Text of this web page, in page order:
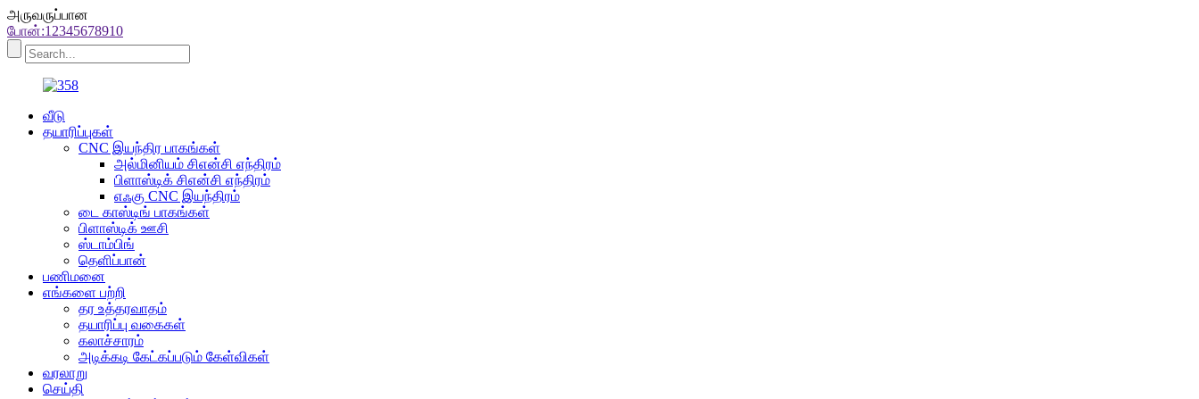
அருவருப்பான
போன்:12345678910
வீடு
தயாரிப்புகள்
CNC இயந்திர பாகங்கள்
அல்மினியம் சிஎன்சி எந்திரம்
பிளாஸ்டிக் சிஎன்சி எந்திரம்
எஃகு CNC இயந்திரம்
டை காஸ்டிங் பாகங்கள்
பிளாஸ்டிக் ஊசி
ஸ்டாம்பிங்
தெளிப்பான்
பணிமனை
எங்களை பற்றி
தர உத்தரவாதம்
தயாரிப்பு வகைகள்
கலாச்சாரம்
அடிக்கடி கேட்கப்படும் கேள்விகள்
வரலாறு
செய்தி